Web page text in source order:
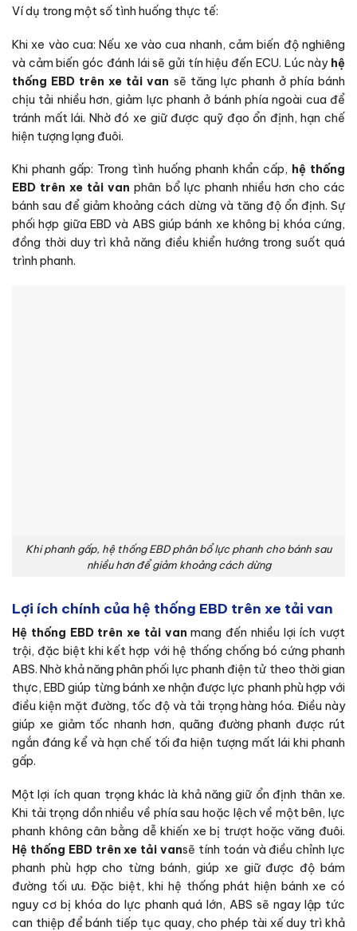
Ví dụ trong một số tình huống thực tế:
Khi xe vào cua: Nếu xe vào cua nhanh, cảm biến độ nghiêng
và cảm biến góc đánh lái sẽ gửi tín hiệu đến ECU. Lúc này hệ
thống EBD trên xe tải van sẽ tăng lực phanh ở phía bánh
chịu tải nhiều hơn, giảm lực phanh ở bánh phía ngoài cua để
tránh mất lái. Nhờ đó xe giữ được quỹ đạo ổn định, hạn chế
hiện tượng lạng đuôi.
Khi phanh gấp: Trong tình huống phanh khẩn cấp, hệ thống
EBD trên xe tải van phân bổ lực phanh nhiều hơn cho các
bánh sau để giảm khoảng cách dừng và tăng độ ổn định. Sự
phối hợp giữa EBD và ABS giúp bánh xe không bị khóa cứng,
đồng thời duy trì khả năng điều khiển hướng trong suốt quá
trình phanh.
Khi phanh gấp, hệ thống EBD phân bổ lực phanh cho bánh sau
nhiều hơn để giảm khoảng cách dừng
Lợi ích chính của hệ thống EBD trên xe tải van
Hệ thống EBD trên xe tải vanmang đến nhiều lợi ích vượt
trội, đặc biệt khi kết hợp với hệ thống chống bó cứng phanh
ABS. Nhờ khả năng phân phối lực phanh điện tử theo thời gian
thực, EBD giúp từng bánh xe nhận được lực phanh phù hợp với
điều kiện mặt đường, tốc độ và tải trọng hàng hóa. Điều này
giúp xe giảm tốc nhanh hơn, quãng đường phanh được rút
ngắn đáng kể và hạn chế tối đa hiện tượng mất lái khi phanh
gấp.
Một lợi ích quan trọng khác là khả năng giữ ổn định thân xe.
Khi tải trọng dồn nhiều về phía sau hoặc lệch về một bên, lực
phanh không cân bằng dễ khiến xe bị trượt hoặc văng đuôi.
Hệ thống EBD trên xe tải vansẽ tính toán và điều chỉnh lực
phanh phù hợp cho từng bánh, giúp xe giữ được độ bám
đường tối ưu. Đặc biệt, khi hệ thống phát hiện bánh xe có
nguy cơ bị khóa do lực phanh quá lớn, ABS sẽ ngay lập tức
can thiệp để bánh tiếp tục quay, cho phép tài xế duy trì khả